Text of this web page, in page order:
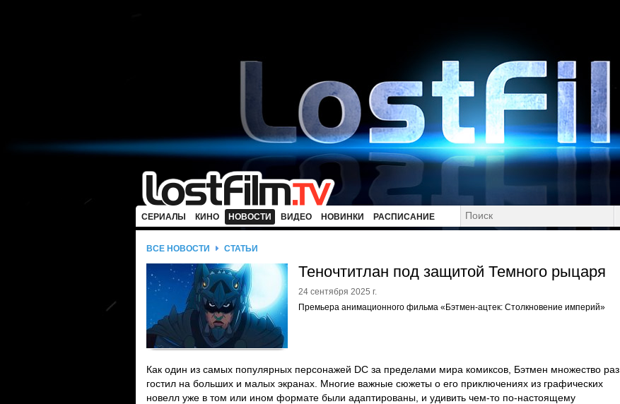
СЕРИАЛЫ КИНО НОВОСТИ ВИДЕО НОВИНКИ РАСПИСАНИЕ
ВСЕ НОВОСТИ СТАТЬИ
Теночтитлан под защитой Темного рыцаря
24 сентября 2025 г.
Премьера анимационного фильма «Бэтмен-ацтек: Столкновение империй»
Как один из самых популярных персонажей DC за пределами мира комиксов, Бэтмен множество раз
гостил на больших и малых экранах. Многие важные сюжеты о его приключениях из графических
новелл уже в том или ином формате были адаптированы, и удивить чем-то по-настоящему